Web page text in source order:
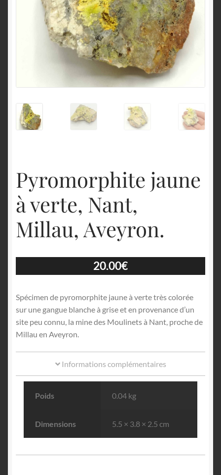
Pyromorphite jaune
à verte, Nant,
Millau, Aveyron.
20.00€
Spécimen de pyromorphite jaune à verte très colorée
sur une gangue blanche à grise et en provenance d’un
site peu connu, la mine des Moulinets à Nant, proche de
Millau en Aveyron.
Informations complémentaires
Poids 0.04 kg
Dimensions 5.5 × 3.8 × 2.5 cm